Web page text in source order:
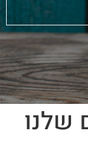
שלנו